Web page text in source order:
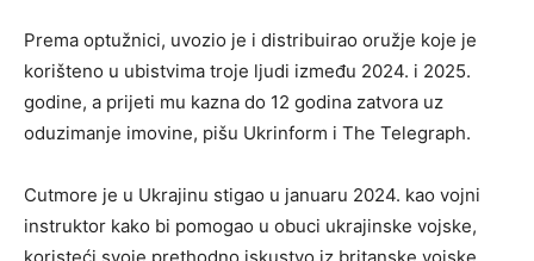
Prema optužnici, uvozio je i distribuirao oružje koje je
korišteno u ubistvima troje ljudi između 2024. i 2025.
godine, a prijeti mu kazna do 12 godina zatvora uz
oduzimanje imovine, pišu Ukrinform i The Telegraph.
Cutmore je u Ukrajinu stigao u januaru 2024. kao vojni
instruktor kako bi pomogao u obuci ukrajinske vojske,